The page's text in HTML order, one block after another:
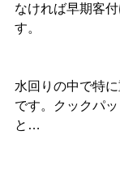
なければ早期客
す。
水回りの中で特
です。クックパ
と…